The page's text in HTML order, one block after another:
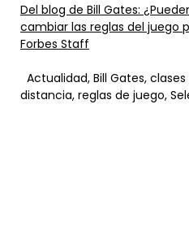
Del blog de Bill Gates:
cambiar las reglas del juego
Forbes Staff
Actualidad, Bill Gates,
distancia, reglas de juego,